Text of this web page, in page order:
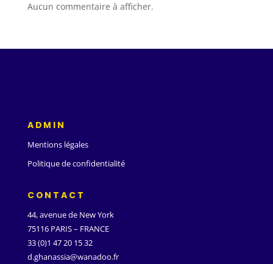
Aucun commentaire à afficher.
ADMIN
Mentions légales
Politique de confidentialité
CONTACT
44, avenue de New York
75116 PARIS – FRANCE
33 (0)1 47 20 15 32
d.ghanassia@wanadoo.fr